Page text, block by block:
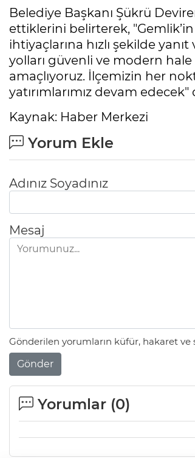
Belediye Başkanı Şükrü
ettiklerini belirterek,
ihtiyaçlarına hızlı şekilde
yolları güvenli ve modern
amaçlıyoruz. İlçemizin her
yatırımlarımız devam
Kaynak: Haber Merkezi
Yorum Ekle
Adınız Soyadınız
Mesaj
Gönderilen yorumların küfür, hakaret ve
Gönder
Yorumlar (0)